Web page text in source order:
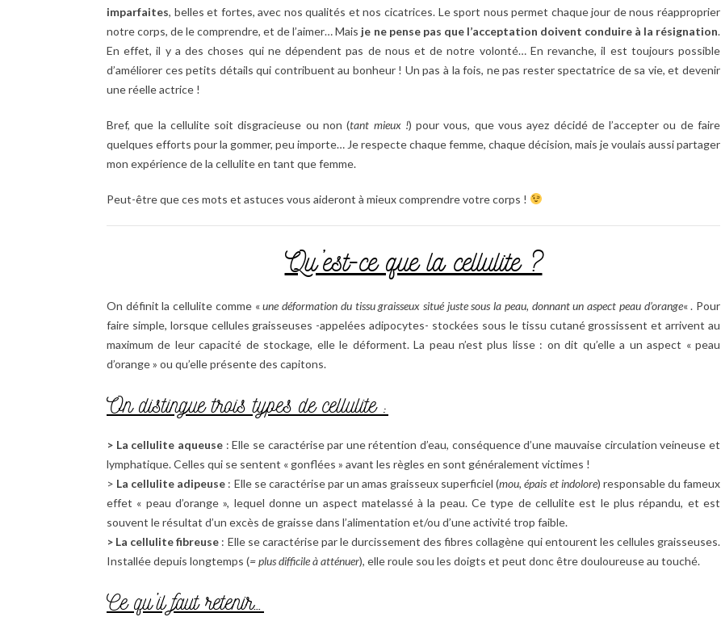
imparfaites, belles et fortes, avec nos qualités et nos cicatrices. Le sport nous permet chaque jour de nous réapproprier
notre corps, de le comprendre, et de l’aimer… Mais je ne pense pas que l’acceptation doivent conduire à la résignation.
En effet, il y a des choses qui ne dépendent pas de nous et de notre volonté… En revanche, il est toujours possible
d’améliorer ces petits détails qui contribuent au bonheur ! Un pas à la fois, ne pas rester spectatrice de sa vie, et devenir
une réelle actrice !
Bref, que la cellulite soit disgracieuse ou non (tant mieux !) pour vous, que vous ayez décidé de l’accepter ou de faire
quelques efforts pour la gommer, peu importe… Je respecte chaque femme, chaque décision, mais je voulais aussi partager
mon expérience de la cellulite en tant que femme.
Peut-être que ces mots et astuces vous aideront à mieux comprendre votre corps !
Qu’est-ce que la cellulite ?
On définit la cellulite comme «une déformation du tissu graisseux situé juste sous la peau, donnant un aspect peau d’orange« . Pour
faire simple, lorsque cellules graisseuses -appelées adipocytes- stockées sous le tissu cutané grossissent et arrivent au
maximum de leur capacité de stockage, elle le déforment. La peau n’est plus lisse : on dit qu’elle a un aspect « peau
d’orange » ou qu’elle présente des capitons.
On distingue trois types de cellulite :
> La cellulite aqueuse : Elle se caractérise par une rétention d’eau, conséquence d’une mauvaise circulation veineuse et
lymphatique. Celles qui se sentent « gonflées » avant les règles en sont généralement victimes !
> La cellulite adipeuse : Elle se caractérise par un amas graisseux superficiel (mou, épais et indolore) responsable du fameux
effet « peau d’orange », lequel donne un aspect matelassé à la peau. Ce type de cellulite est le plus répandu, et est
souvent le résultat d’un excès de graisse dans l’alimentation et/ou d’une activité trop faible.
> La cellulite fibreuse : Elle se caractérise par le durcissement des fibres collagène qui entourent les cellules graisseuses.
Installée depuis longtemps (= plus difficile à atténuer), elle roule sou les doigts et peut donc être douloureuse au touché.
Ce qu’il faut retenir…